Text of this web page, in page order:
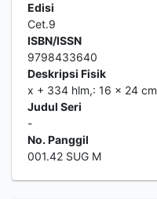
Edisi
Cet.9
ISBN/ISSN
9798433640
Deskripsi Fisik
x + 334 hlm,: 16 x 24 cm
Judul Seri
-
No. Panggil
001.42 SUG M